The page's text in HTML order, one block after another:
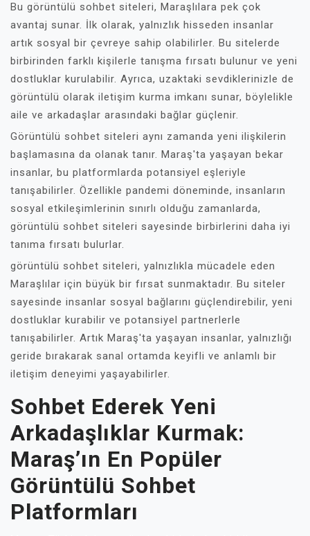
Bu görüntülü sohbet siteleri, Maraşlılara pek çok
avantaj sunar. İlk olarak, yalnızlık hisseden insanlar
artık sosyal bir çevreye sahip olabilirler. Bu sitelerde
birbirinden farklı kişilerle tanışma fırsatı bulunur ve yeni
dostluklar kurulabilir. Ayrıca, uzaktaki sevdiklerinizle de
görüntülü olarak iletişim kurma imkanı sunar, böylelikle
aile ve arkadaşlar arasındaki bağlar güçlenir.
Görüntülü sohbet siteleri aynı zamanda yeni ilişkilerin
başlamasına da olanak tanır. Maraş'ta yaşayan bekar
insanlar, bu platformlarda potansiyel eşleriyle
tanışabilirler. Özellikle pandemi döneminde, insanların
sosyal etkileşimlerinin sınırlı olduğu zamanlarda,
görüntülü sohbet siteleri sayesinde birbirlerini daha iyi
tanıma fırsatı bulurlar.
görüntülü sohbet siteleri, yalnızlıkla mücadele eden
Maraşlılar için büyük bir fırsat sunmaktadır. Bu siteler
sayesinde insanlar sosyal bağlarını güçlendirebilir, yeni
dostluklar kurabilir ve potansiyel partnerlerle
tanışabilirler. Artık Maraş'ta yaşayan insanlar, yalnızlığı
geride bırakarak sanal ortamda keyifli ve anlamlı bir
iletişim deneyimi yaşayabilirler.
Sohbet Ederek Yeni
Arkadaşlıklar Kurmak:
Maraş’ın En Popüler
Görüntülü Sohbet
Platformları